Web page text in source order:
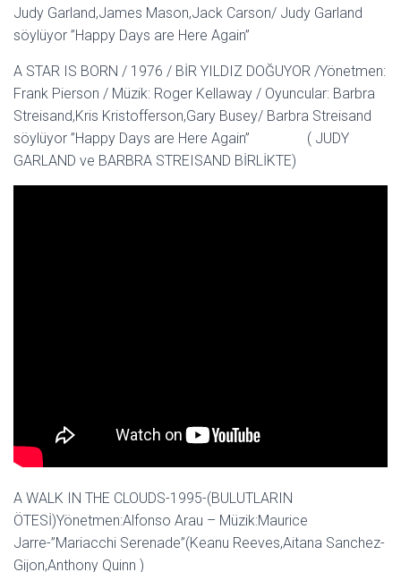
Judy Garland,James Mason,Jack Carson/ Judy Garland
söylüyor ”Happy Days are Here Again”
A STAR IS BORN / 1976 / BİR YILDIZ DOĞUYOR /Yönetmen:
Frank Pierson / Müzik: Roger Kellaway / Oyuncular: Barbra
Streisand,Kris Kristofferson,Gary Busey/ Barbra Streisand
söylüyor ”Happy Days are Here Again” ( JUDY
GARLAND ve BARBRA STREISAND BİRLİKTE)
A WALK IN THE CLOUDS-1995-(BULUTLARIN
ÖTESİ)Yönetmen:Alfonso Arau – Müzik:Maurice
Jarre-”Mariacchi Serenade”(Keanu Reeves,Aitana Sanchez-
Gijon,Anthony Quinn )